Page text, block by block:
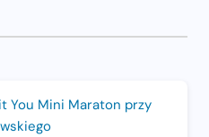
You Mini Maraton przy